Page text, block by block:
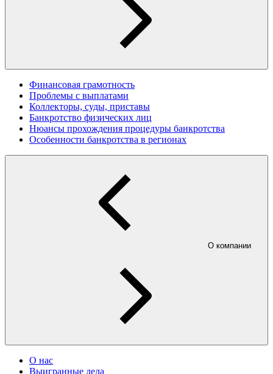
Финансовая грамотность
Проблемы с выплатами
Коллекторы, суды, приставы
Банкротство физических лиц
Нюансы прохождения процедуры банкротства
Особенности банкротства в регионах
О компании
О нас
Выигранные дела